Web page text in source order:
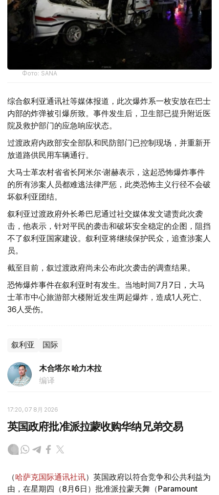
Фото: SANA
综合叙利亚通讯社等媒体报道，此次爆炸系一枚安放在巴士
内部的炸弹被引爆所致。事件发生后，卫生部已提升附近医
院及救护部门的应急响应状态。
过渡政府内政部安全部队和民防部门已控制现场，并重新开
放道路供民用车辆通行。
大马士革农村省省长阿米尔·谢赫表示，这起恐怖爆炸事件
的所有涉案人员都难逃法律严惩，此类恐怖主义行径不会破
坏叙利亚团结。
叙利亚过渡政府外长希巴尼通过社交媒体发文谴责此次袭
击，他表示，针对平民的袭击和破坏安全稳定的企图，阻挡
不了叙利亚国家建设。叙利亚将继续保护民众，追查涉案人
员。
截至目前，叙过渡政府尚未公布此次袭击的调查结果。
恐怖爆炸事件在叙利亚时有发生。当地时间7月7日，大马
士革市中心旅游部大楼附近发生两起爆炸，造成1人死亡、
36人受伤。
叙利亚 国际
木合塔尔 哈力木拉
编译
17:20, 07 8月 2026
英国政府批准派拉蒙收购华纳兄弟交易
（哈萨克国际通讯社讯）英国政府以符合竞争和公共利益为
由，在星期四（8月6日）批准派拉蒙天舞（Paramount